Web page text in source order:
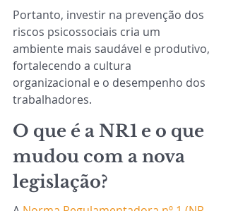
Portanto, investir na prevenção dos
riscos psicossociais cria um
ambiente mais saudável e produtivo,
fortalecendo a cultura
organizacional e o desempenho dos
trabalhadores.
O que é a NR1 e o que
mudou com a nova
legislação?